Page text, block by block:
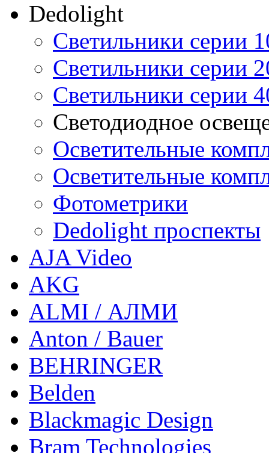
Dedolight
Светильники серии
Светильники серии
Светильники серии
Светодиодное
Осветительные
Осветительные
Фотометрики
Dedolight проспекты
AJA Video
AKG
ALMI / АЛМИ
Anton / Bauer
BEHRINGER
Belden
Blackmagic Design
Bram Technologies